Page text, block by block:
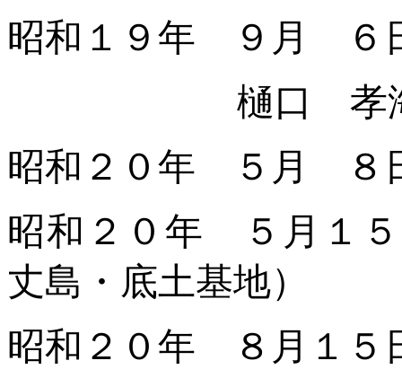
昭和１９年 ９月 ６
樋口 孝
昭和２０年 ５月 ８
昭和２０年 ５月１
丈島・底土基地）
昭和２０年 ８月１